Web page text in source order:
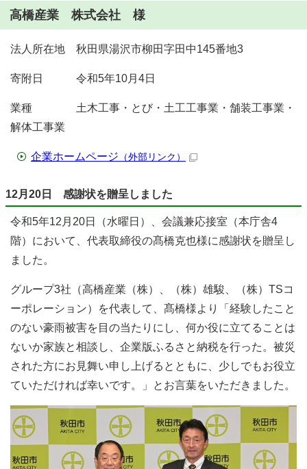
高橋産業 株式会社 様
法人所在地 秋田県湯沢市柳田字田中145番地3
寄附日 令和5年10月4日
業種 土木工事・とび・土工工事業・舗装工事業・
解体工事業
企業ホームページ （外部リンク）
12月20日 感謝状を贈呈しました
令和5年12月20日（水曜日）、会議兼応接室（本庁舎4
階）において、代表取締役の髙橋克也様に感謝状を贈呈し
ました。
グループ3社（高橋産業（株）、（株）雄駿、（株）TSコ
ーポレーション）を代表して、髙橋様より「経験したこと
のない豪雨被害を目の当たりにし、何か役に立てることは
ないか家族と相談し、企業版ふるさと納税を行った。被災
された方にお見舞い申し上げるとともに、少しでもお役立
ていただければ幸いです。」とお言葉をいただきました。